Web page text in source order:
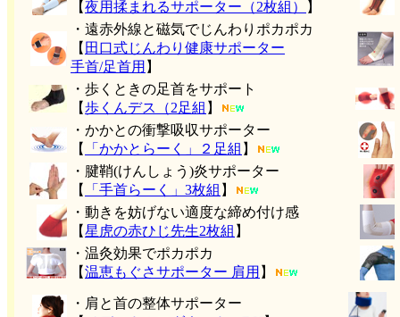
【夜用揉まれるサポーター（2枚組） 】
・遠赤外線と磁気でじんわりポカポカ
【 田口式じんわり健康サポーター
手首/足首用 】
・歩くときの足首をサポート
【歩くんデス（2足組 】
・かかとの衝撃吸収サポーター
【
「かかとらーく」２足組 】
・腱鞘(けんしょう)炎サポーター
【
「手首らーく」3枚組 】
・動きを妨げない適度な締め付け感
【星虎の赤ひじ先生2枚組 】
・温灸効果でポカポカ
【温恵もぐさサポーター 肩用 】
・肩と首の整体サポーター